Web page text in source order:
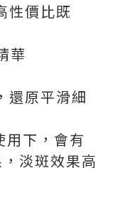
性價比既
華
還原平滑細
用下，會有
淡斑效果高